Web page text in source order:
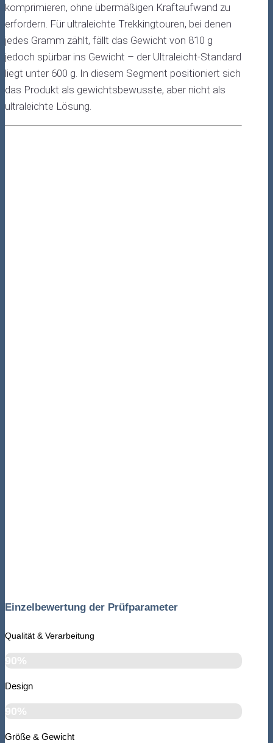
komprimieren, ohne übermäßigen Kraftaufwand zu
erfordern. Für ultraleichte Trekkingtouren, bei denen
jedes Gramm zählt, fällt das Gewicht von 810 g
jedoch spürbar ins Gewicht – der Ultraleicht-Standard
liegt unter 600 g. In diesem Segment positioniert sich
das Produkt als gewichtsbewusste, aber nicht als
ultraleichte Lösung.
Einzelbewertung der Prüfparameter
Qualität & Verarbeitung
90%
Design
90%
Größe & Gewicht